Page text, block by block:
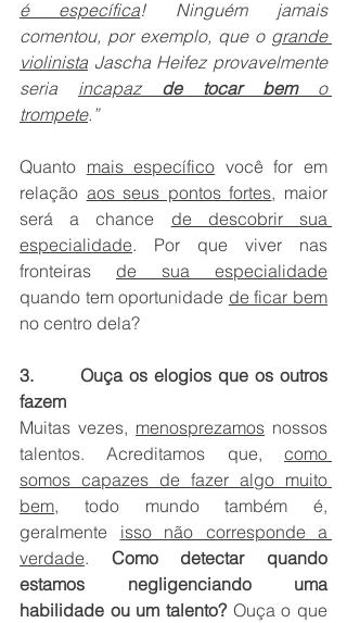
é específica! Ninguém jamais
comentou, por exemplo, que o grande
violinista Jascha Heifez provavelmente
seria incapaz de tocar bem o
trompete.”
Quanto mais específico você for em
relação aos seus pontos fortes, maior
será a chance de descobrir sua
especialidade. Por que viver nas
fronteiras de sua especialidade
quando tem oportunidade de ficar bem
no centro dela?
3.       Ouça os elogios que os outros
fazem
Muitas vezes, menosprezamos nossos
talentos. Acreditamos que, como
somos capazes de fazer algo muito
bem, todo mundo também é,
geralmente isso não corresponde a
verdade. Como detectar quando
estamos negligenciando uma
habilidade ou um talento?